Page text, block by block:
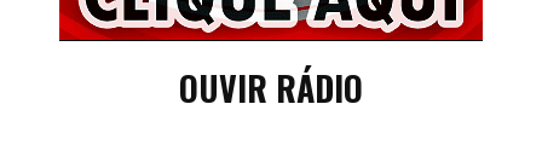
OUVIR RÁDIO